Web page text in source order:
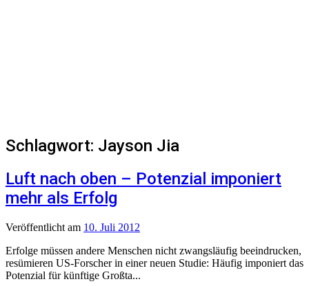
Schlagwort: Jayson Jia
Luft nach oben – Potenzial imponiert
mehr als Erfolg
Veröffentlicht am 10. Juli 2012
Erfolge müssen andere Menschen nicht zwangsläufig beeindrucken,
resümieren US-Forscher in einer neuen Studie: Häufig imponiert das
Potenzial für künftige Großta...